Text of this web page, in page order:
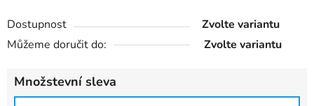
Dostupnost
Zvolte variantu
Můžeme doručit do:
Zvolte variantu
Množstevní sleva